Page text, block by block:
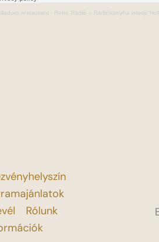
· Retro Rádió – Rádiókonyha interjú
Rólunk